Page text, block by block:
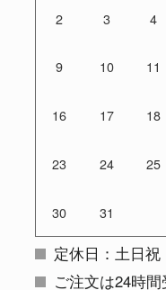
2 3 4
9 10 11
16 17 18
23 24 25
30 31
定休日：土日祝
ご注文は24時